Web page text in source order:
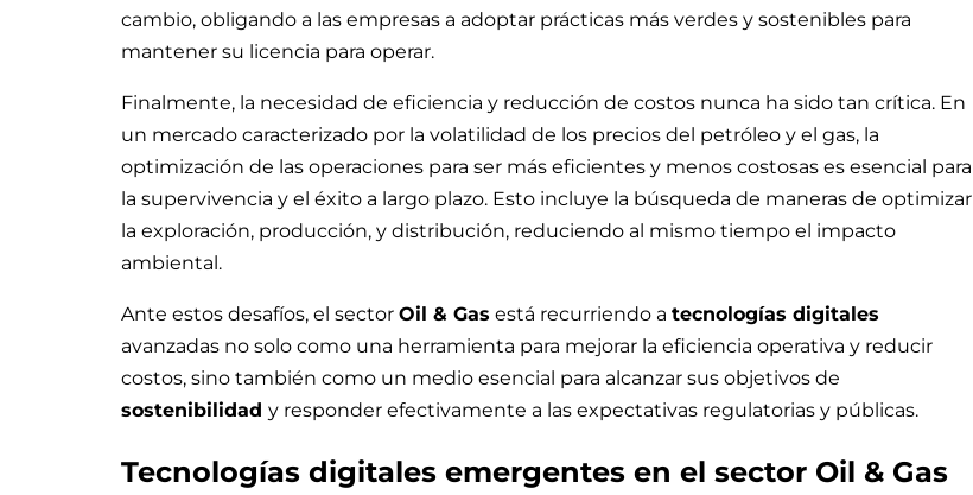
cambio, obligando a las empresas a adoptar prácticas más verdes y sostenibles para
mantener su licencia para operar.
Finalmente, la necesidad de eficiencia y reducción de costos nunca ha sido tan crítica. En
un mercado caracterizado por la volatilidad de los precios del petróleo y el gas, la
optimización de las operaciones para ser más eficientes y menos costosas es esencial para
la supervivencia y el éxito a largo plazo. Esto incluye la búsqueda de maneras de optimizar
la exploración, producción, y distribución, reduciendo al mismo tiempo el impacto
ambiental.
Ante estos desafíos, el sector Oil & Gas está recurriendo a tecnologías digitales
avanzadas no solo como una herramienta para mejorar la eficiencia operativa y reducir
costos, sino también como un medio esencial para alcanzar sus objetivos de
sostenibilidad y responder efectivamente a las expectativas regulatorias y públicas.
Tecnologías digitales emergentes en el sector Oil & Gas